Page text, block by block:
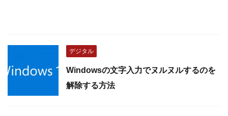
デジタル
Windowsの文字入力でヌルヌルするのを
解除する方法